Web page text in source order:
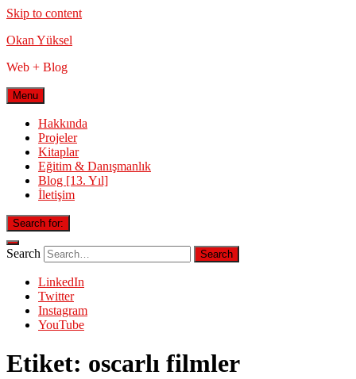
Skip to content
Okan Yüksel
Web + Blog
Menu
Hakkında
Projeler
Kitaplar
Eğitim & Danışmanlık
Blog [13. Yıl]
İletişim
Search for:
Search
LinkedIn
Twitter
Instagram
YouTube
Etiket: oscarlı filmler